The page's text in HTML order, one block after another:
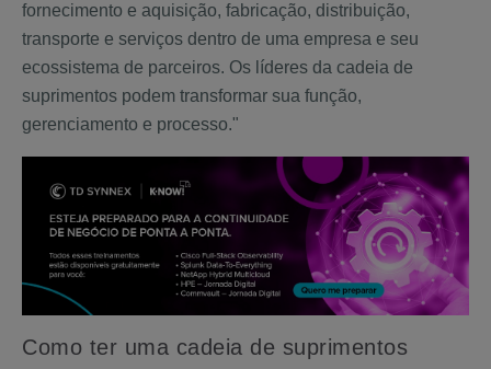
fornecimento e aquisição, fabricação, distribuição,
transporte e serviços dentro de uma empresa e seu
ecossistema de parceiros. Os líderes da cadeia de
suprimentos podem transformar sua função,
gerenciamento e processo."
Como ter uma cadeia de suprimentos